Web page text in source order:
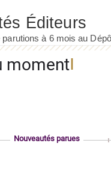
moment
Nouveautés parues